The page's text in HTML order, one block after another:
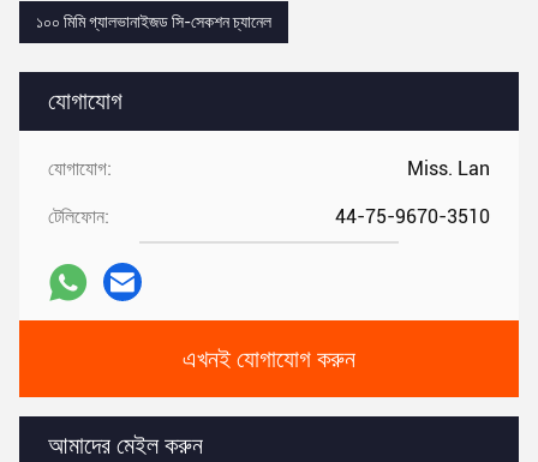
যোগাযোগ
যোগাযোগ: Miss. Lan
টেলিফোন: 44-75-9670-3510
এখনই যোগাযোগ করুন
আমাদের মেইল করুন
১০০ মিমি গ্যালভানাইজড সি-সেকশন চ্যানেল